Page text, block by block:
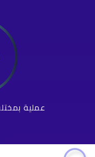
عملية